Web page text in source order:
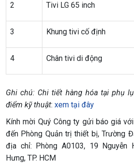
2 Tivi LG 65 inch
3 Khung tivi cố định
4 Chân tivi di động
Ghi chú: Chi tiết hàng hóa tại phụ
điểm kỹ thuật: xem tại đây
Kính mời Quý Công ty gửi báo giá
đến Phòng Quản trị thiết bị, Trường
địa chỉ: Phòng A0103, 19 Nguyễn
Hưng, TP. HCM